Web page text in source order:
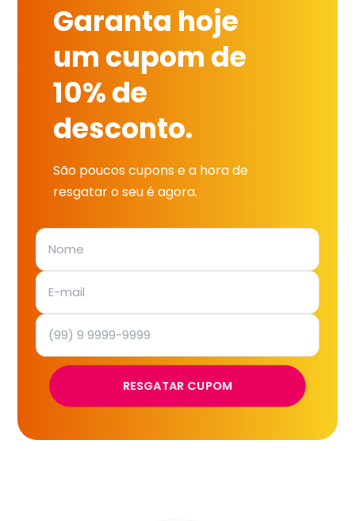
Garanta hoje
um cupom de
10% de
desconto.
São poucos cupons e a hora de
resgatar o seu é agora.
RESGATAR CUPOM